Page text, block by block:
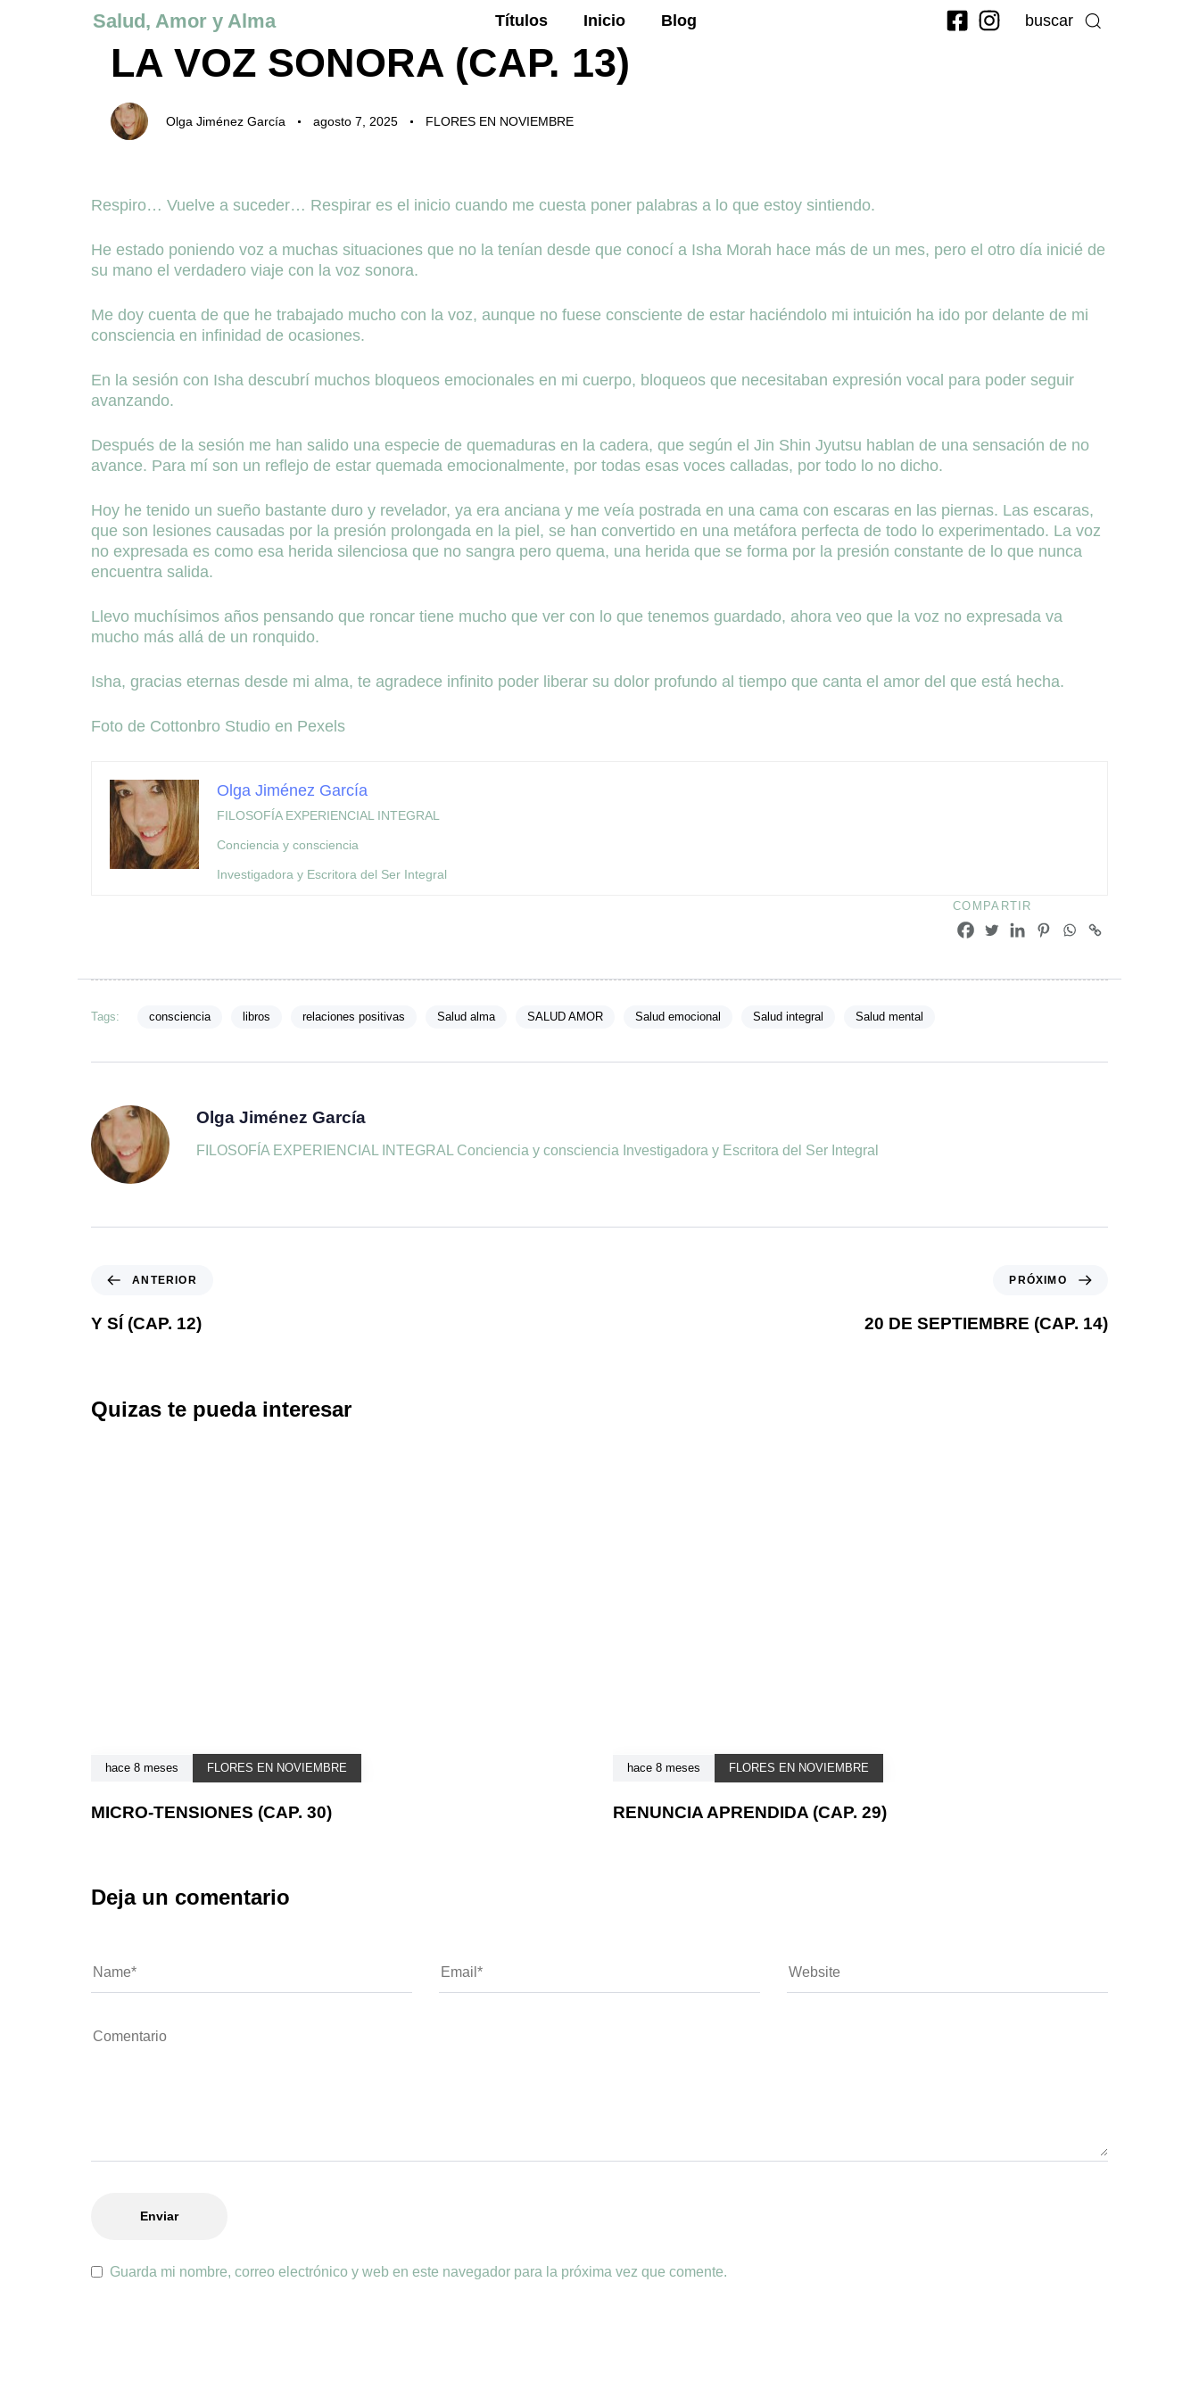
Salud, Amor y Alma Títulos Inicio Blog buscar
Comienza a escribir
LA VOZ SONORA (CAP. 13)
Olga Jiménez García agosto 7, 2025 FLORES EN NOVIEMBRE
Respiro… Vuelve a suceder… Respirar es el inicio cuando me cuesta poner palabras a lo que estoy sintiendo.
He estado poniendo voz a muchas situaciones que no la tenían desde que conocí a Isha Morah hace más de un mes, pero el otro día inicié de
su mano el verdadero viaje con la voz sonora.
Me doy cuenta de que he trabajado mucho con la voz, aunque no fuese consciente de estar haciéndolo mi intuición ha ido por delante de mi
consciencia en infinidad de ocasiones.
En la sesión con Isha descubrí muchos bloqueos emocionales en mi cuerpo, bloqueos que necesitaban expresión vocal para poder seguir
avanzando.
Después de la sesión me han salido una especie de quemaduras en la cadera, que según el Jin Shin Jyutsu hablan de una sensación de no
avance. Para mí son un reflejo de estar quemada emocionalmente, por todas esas voces calladas, por todo lo no dicho.
Hoy he tenido un sueño bastante duro y revelador, ya era anciana y me veía postrada en una cama con escaras en las piernas. Las escaras,
que son lesiones causadas por la presión prolongada en la piel, se han convertido en una metáfora perfecta de todo lo experimentado. La voz
no expresada es como esa herida silenciosa que no sangra pero quema, una herida que se forma por la presión constante de lo que nunca
encuentra salida.
Llevo muchísimos años pensando que roncar tiene mucho que ver con lo que tenemos guardado, ahora veo que la voz no expresada va
mucho más allá de un ronquido.
Isha, gracias eternas desde mi alma, te agradece infinito poder liberar su dolor profundo al tiempo que canta el amor del que está hecha.
Foto de Cottonbro Studio en Pexels
Olga Jiménez García
FILOSOFÍA EXPERIENCIAL INTEGRAL
Conciencia y consciencia
Investigadora y Escritora del Ser Integral
COMPARTIR
Tags: consciencia libros relaciones positivas Salud alma SALUD AMOR Salud emocional Salud integral Salud mental
Olga Jiménez García
FILOSOFÍA EXPERIENCIAL INTEGRAL Conciencia y consciencia Investigadora y Escritora del Ser Integral
ANTERIOR
Y SÍ (CAP. 12)
PRÓXIMO
20 DE SEPTIEMBRE (CAP. 14)
Quizas te pueda interesar
hace 8 meses FLORES EN NOVIEMBRE
MICRO-TENSIONES (CAP. 30)
hace 8 meses FLORES EN NOVIEMBRE
RENUNCIA APRENDIDA (CAP. 29)
Deja un comentario
Guarda mi nombre, correo electrónico y web en este navegador para la próxima vez que comente.